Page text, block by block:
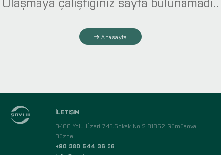
Anasayfa
İLETIŞIM
D-100 Yolu Üzeri 745.Sokak No:2 81852 Gümüşova
Düzce
+90 380 544 36 36